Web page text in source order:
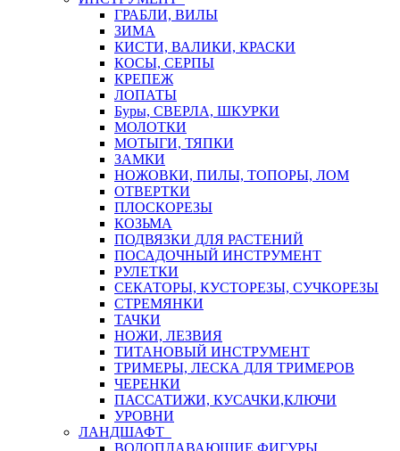
ГРАБЛИ, ВИЛЫ
ЗИМА
КИСТИ, ВАЛИКИ, КРАСКИ
КОСЫ, СЕРПЫ
КРЕПЕЖ
ЛОПАТЫ
Буры, СВЕРЛА, ШКУРКИ
МОЛОТКИ
МОТЫГИ, ТЯПКИ
ЗАМКИ
НОЖОВКИ, ПИЛЫ, ТОПОРЫ, ЛОМ
ОТВЕРТКИ
ПЛОСКОРЕЗЫ
КОЗЬМА
ПОДВЯЗКИ ДЛЯ РАСТЕНИЙ
ПОСАДОЧНЫЙ ИНСТРУМЕНТ
РУЛЕТКИ
СЕКАТОРЫ, КУСТОРЕЗЫ, СУЧКОРЕЗЫ
СТРЕМЯНКИ
ТАЧКИ
НОЖИ, ЛЕЗВИЯ
ТИТАНОВЫЙ ИНСТРУМЕНТ
ТРИМЕРЫ, ЛЕСКА ДЛЯ ТРИМЕРОВ
ЧЕРЕНКИ
ПАССАТИЖИ, КУСАЧКИ,КЛЮЧИ
УРОВНИ
ЛАНДШАФТ
ВОДОПЛАВАЮЩИЕ ФИГУРЫ